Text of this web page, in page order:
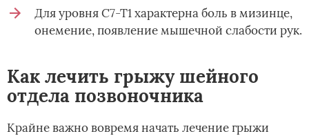
Для уровня С7-Т1 характерна боль в мизинце,
онемение, появление мышечной слабости рук.
Как лечить грыжу шейного
отдела позвоночника
Крайне важно вовремя начать лечение грыжи